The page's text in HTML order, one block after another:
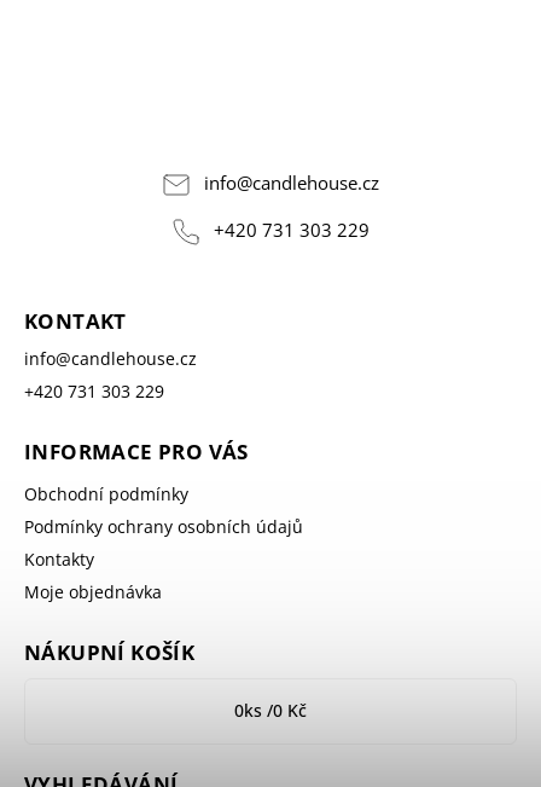
info@candlehouse.cz
+420 731 303 229
KONTAKT
info@candlehouse.cz
+420 731 303 229
INFORMACE PRO VÁS
Obchodní podmínky
Podmínky ochrany osobních údajů
Kontakty
Moje objednávka
NÁKUPNÍ KOŠÍK
0ks /0 Kč